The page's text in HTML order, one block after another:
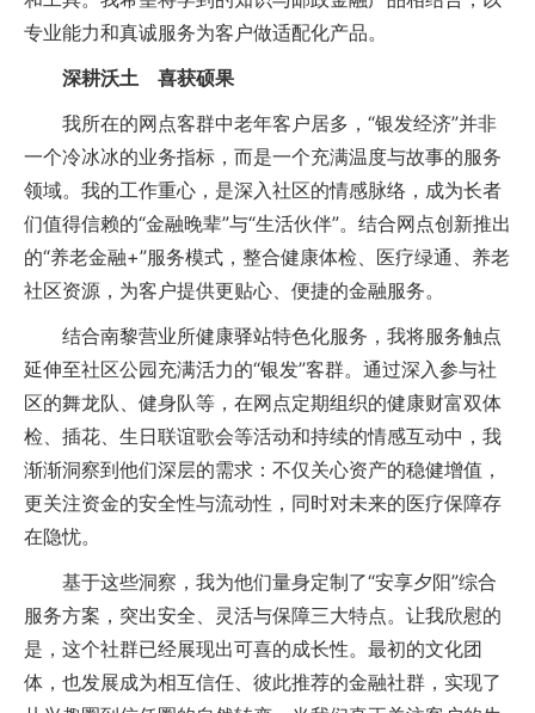
专业能力和真诚服务为客户做适配化产品。
深耕沃土 喜获硕果
我所在的网点客群中老年客户居多，“银发经济”并非
一个冷冰冰的业务指标，而是一个充满温度与故事的服务
领域。我的工作重心，是深入社区的情感脉络，成为长者
们值得信赖的“金融晚辈”与“生活伙伴”。结合网点创新推出
的“养老金融+”服务模式，整合健康体检、医疗绿通、养老
社区资源，为客户提供更贴心、便捷的金融服务。
结合南黎营业所健康驿站特色化服务，我将服务触点
延伸至社区公园充满活力的“银发”客群。通过深入参与社
区的舞龙队、健身队等，在网点定期组织的健康财富双体
检、插花、生日联谊歌会等活动和持续的情感互动中，我
渐渐洞察到他们深层的需求：不仅关心资产的稳健增值，
更关注资金的安全性与流动性，同时对未来的医疗保障存
在隐忧。
基于这些洞察，我为他们量身定制了“安享夕阳”综合
服务方案，突出安全、灵活与保障三大特点。让我欣慰的
是，这个社群已经展现出可喜的成长性。最初的文化团
体，也发展成为相互信任、彼此推荐的金融社群，实现了